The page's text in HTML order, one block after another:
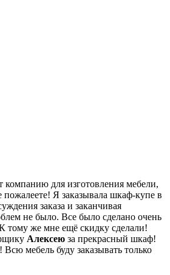
компанию для изготовления мебели,
Я заказывала шкаф-купе в
заказа и заканчивая
не было. Все было сделано очень
тому же мне ещё скидку сделали!
Алексею за прекрасный шкаф!
Всю мебель буду заказывать только